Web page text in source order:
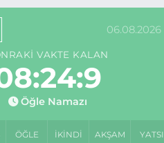
06.08.2026
VAKTE KALAN
Öğle Namazı
ÖĞLE İKINDI AKŞAM YATSI